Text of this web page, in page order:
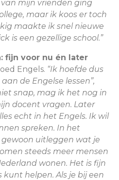
mijn vrienden ging
maar ik koos er toch
maakte ik snel nieuwe
is een gezellige school.”
fijn voor nu én later
Engels. “Ik hoefde dus
de Engelse lessen”,
snap, mag ik het nog in
docent vragen. Later
echt in het Engels. Ik wil
spreken. In het
uitleggen wat je
steeds meer mensen
wonen. Het is fijn
kunt helpen. Als je bij een